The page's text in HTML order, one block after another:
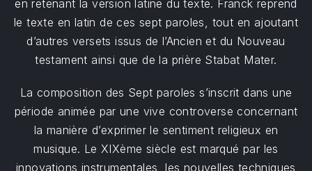
en retenant la version latine du texte. Franck reprend
le texte en latin de ces sept paroles, tout en ajoutant
d’autres versets issus de l’Ancien et du Nouveau
testament ainsi que de la prière Stabat Mater.
La composition des Sept paroles s’inscrit dans une
période animée par une vive controverse concernant
la manière d’exprimer le sentiment religieux en
musique. Le XIXème siècle est marqué par les
innovations instrumentales, les nouvelles techniques